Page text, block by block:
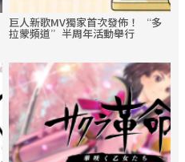
巨人新歌MV獨家首次發佈！ “多
拉蒙頻道”半周年活動舉行